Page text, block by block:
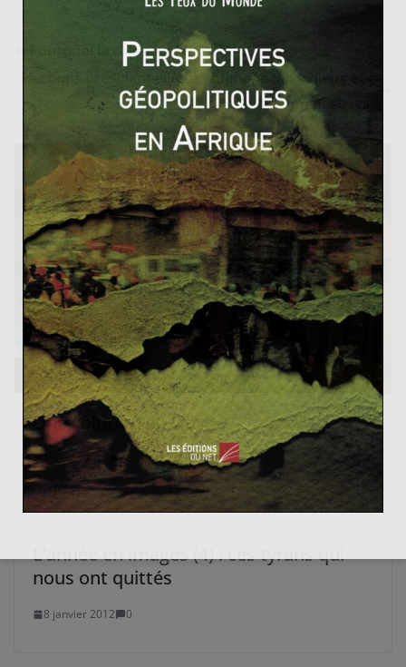
Pourquoi la colonisation ?
Elections présidentielles en Afghanistan, enjeux et p
erspectives :
Une solution en Libye ?
10 avril 2016 0
L’année en images (4) : ces tyrans qui
nous ont quittés
8 janvier 2012 0